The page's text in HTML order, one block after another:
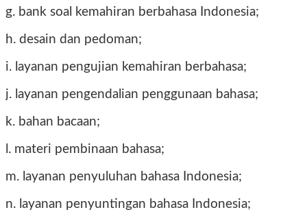
g. bank soal kemahiran berbahasa Indonesia;
h. desain dan pedoman;
i. layanan pengujian kemahiran berbahasa;
j. layanan pengendalian penggunaan bahasa;
k. bahan bacaan;
l. materi pembinaan bahasa;
m. layanan penyuluhan bahasa Indonesia;
n. layanan penyuntingan bahasa Indonesia;